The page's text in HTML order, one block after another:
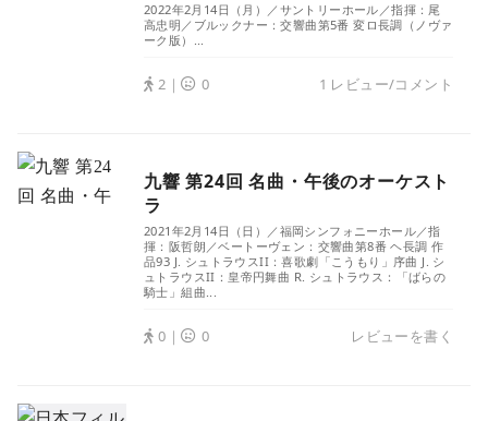
2022年2月14日（月）／サントリーホール／指揮：尾
高忠明／ブルックナー：交響曲第5番 変ロ長調（ノヴァ
ーク版）...
2｜ 0 1 レビュー/コメント
九響 第24回 名曲・午後のオーケスト
ラ
2021年2月14日（日）／福岡シンフォニーホール／指
揮：阪哲朗／ベートーヴェン：交響曲第8番 ヘ長調 作
品93 J. シュトラウスII：喜歌劇「こうもり」序曲 J. シ
ュトラウスII：皇帝円舞曲 R. シュトラウス：「ばらの
騎士」組曲...
0｜ 0 レビューを書く